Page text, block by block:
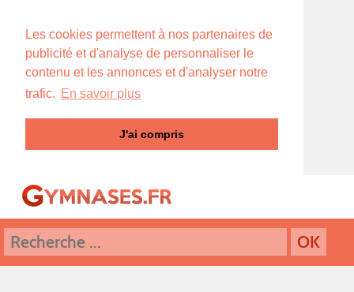
Les cookies permettent à nos partenaires de
publicité et d'analyse de personnaliser le
contenu et les annonces et d'analyser notre
trafic. En savoir plus
J'ai compris